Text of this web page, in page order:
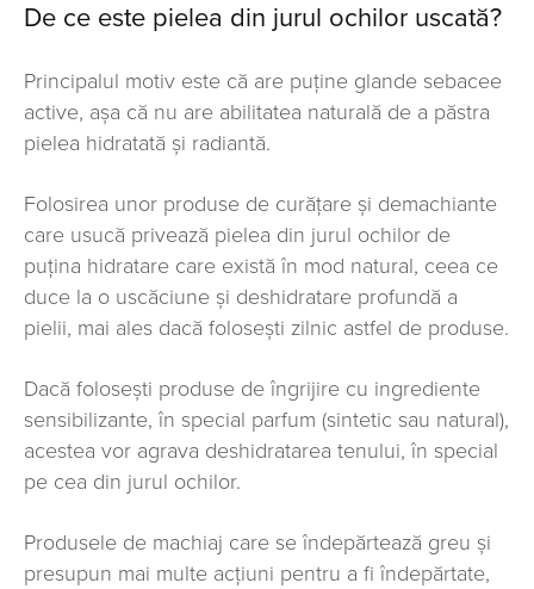
De ce este pielea din jurul ochilor uscată?
Principalul motiv este că are puține glande sebacee
active, așa că nu are abilitatea naturală de a păstra
pielea hidratată și radiantă.
Folosirea unor produse de curățare și demachiante
care usucă privează pielea din jurul ochilor de
puțina hidratare care există în mod natural, ceea ce
duce la o uscăciune și deshidratare profundă a
pielii, mai ales dacă folosești zilnic astfel de produse.
Dacă folosești produse de îngrijire cu ingrediente
sensibilizante, în special parfum (sintetic sau natural),
acestea vor agrava deshidratarea tenului, în special
pe cea din jurul ochilor.
Produsele de machiaj care se îndepărtează greu și
presupun mai multe acțiuni pentru a fi îndepărtate,